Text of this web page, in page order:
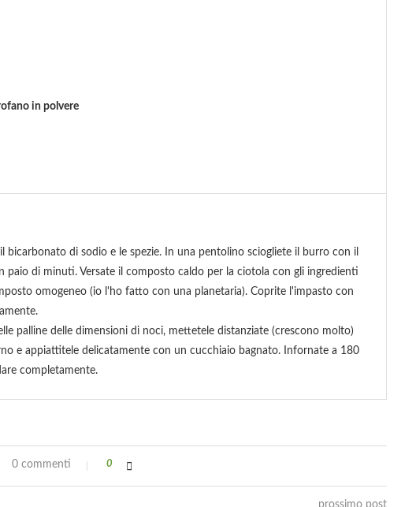
in polvere
bicarbonato di sodio e le spezie. In una pentolino sciogliete il burro con il
paio di minuti. Versate il composto caldo per la ciotola con gli ingredienti
omogeneo (io l'ho fatto con una planetaria). Coprite l'impasto con
palline delle dimensioni di noci, mettetele distanziate (crescono molto)
e appiattitele delicatamente con un cucchiaio bagnato. Infornate a 180
completamente.
0 commenti 0
prossimo post